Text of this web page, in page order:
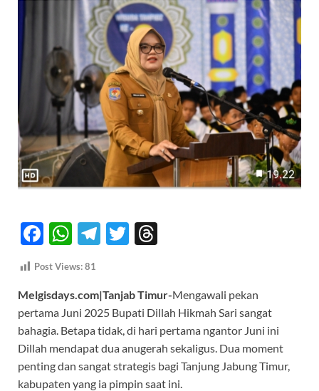
F
ac
e
b
o
o
k
W
at
s
A
p
p
T
gr
a
m
T
er a
ds
Post Views:81
Melgisdays.com|Tanjab Timur-Mengawali pekan
pertama Juni 2025 Bupati Dillah Hikmah Sari sangat
bahagia. Betapa tidak, di hari pertama ngantor Juni ini
Dillah mendapat dua anugerah sekaligus. Dua moment
penting dan sangat strategis bagi Tanjung Jabung Timur,
kabupaten yang ia pimpin saat ini.